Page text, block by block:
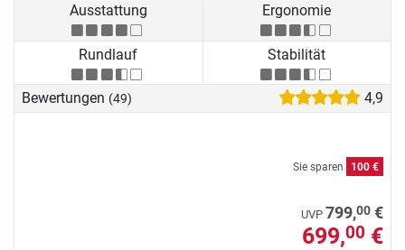
Ausstattung
Ergonomie
Rundlauf Stabilität
Bewertungen (49) 4,9
Sie sparen 100 €
UVP 799,00 €
699,00 €